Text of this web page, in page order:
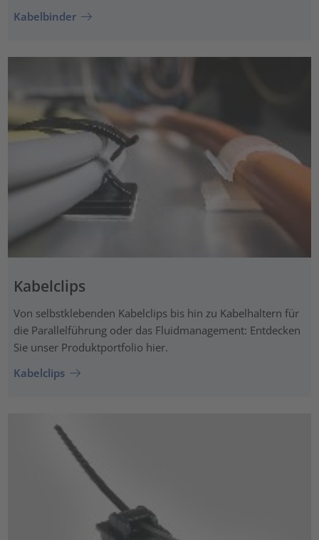
Kabelbinder
Kabelclips
Von selbstklebenden Kabelclips bis hin zu Kabelhaltern für
die Parallelführung oder das Fluidmanagement: Entdecken
Sie unser Produktportfolio hier.
Kabelclips